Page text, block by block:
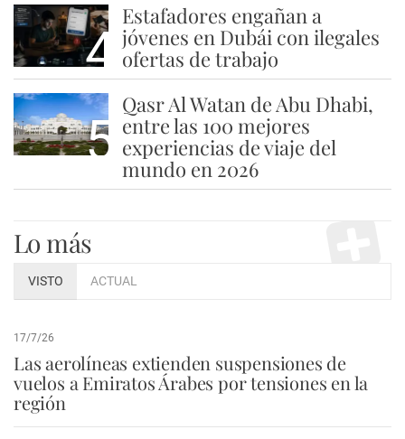
4
Estafadores engañan a
jóvenes en Dubái con ilegales
ofertas de trabajo
5
Qasr Al Watan de Abu Dhabi,
entre las 100 mejores
experiencias de viaje del
mundo en 2026
Lo más
VISTO ACTUAL
17/7/26
Las aerolíneas extienden suspensiones de
vuelos a Emiratos Árabes por tensiones en la
región